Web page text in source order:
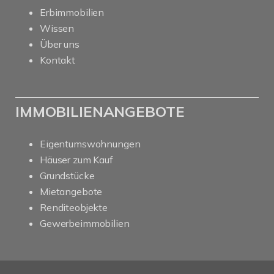
Erbimmobilien
Wissen
Über uns
Kontakt
IMMOBILIENANGEBOTE
Eigentumswohnungen
Häuser zum Kauf
Grundstücke
Mietangebote
Renditeobjekte
Gewerbeimmobilien